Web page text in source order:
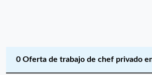
0 Oferta de trabajo de chef privado